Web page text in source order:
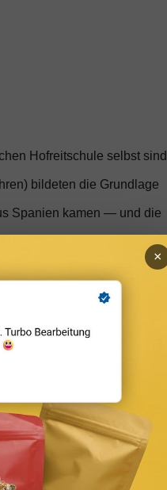
Hofreitschule selbst sind
bildeten die Grundlage
Spanien kamen — und die
×